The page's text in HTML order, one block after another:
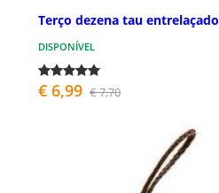
Terço dezena tau entrelaçado
DISPONÍVEL
€ 6,99 € 7,70